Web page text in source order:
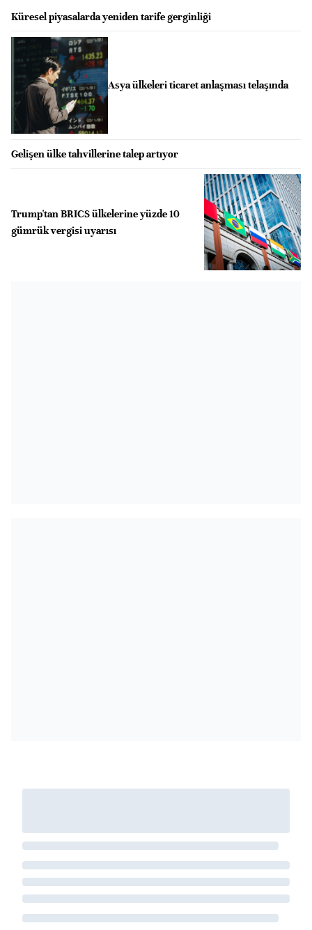
Küresel piyasalarda yeniden tarife gerginliği
Asya ülkeleri ticaret anlaşması telaşında
Gelişen ülke tahvillerine talep artıyor
Trump'tan BRICS ülkelerine yüzde 10
gümrük vergisi uyarısı